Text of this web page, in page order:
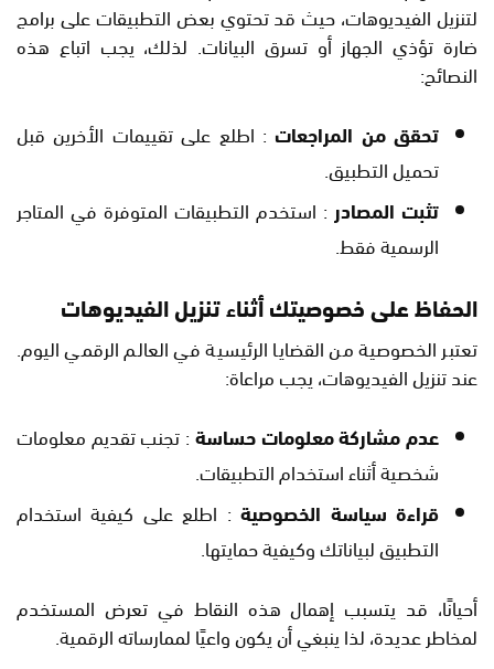
لتنزيل الفيديوهات، حيث قد تحتوي بعض التطبيقات على برامج
ضارة تؤذي الجهاز أو تسرق البيانات. لذلك، يجب اتباع هذه
النصائح:
تحقق من المراجعات : اطلع على تقييمات الأخرين قبل
تحميل التطبيق.
تثبت المصادر : استخدم التطبيقات المتوفرة في المتاجر
الرسمية فقط.
الحفاظ على خصوصيتك أثناء تنزيل الفيديوهات
تعتبر الخصوصية من القضايا الرئيسية في العالم الرقمي اليوم.
عند تنزيل الفيديوهات، يجب مراعاة:
عدم مشاركة معلومات حساسة: تجنب تقديم معلومات
شخصية أثناء استخدام التطبيقات.
قراءة سياسة الخصوصية: اطلع على كيفية استخدام
التطبيق لبياناتك وكيفية حمايتها.
أحيانًا، قد يتسبب إهمال هذه النقاط في تعرض المستخدم
لمخاطر عديدة، لذا ينبغي أن يكون واعيًا لممارساته الرقمية.